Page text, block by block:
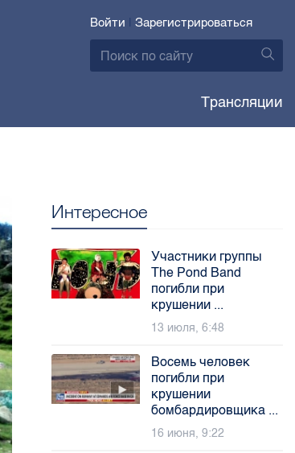
Войти | Зарегистрироваться
Трансляции
Интересное
Участники группы
The Pond Band
погибли при
крушении ...
13 июля, 6:48
Восемь человек
погибли при
крушении
бомбардировщика ...
16 июня, 9:22